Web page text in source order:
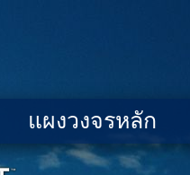
แผงวงจรหลัก